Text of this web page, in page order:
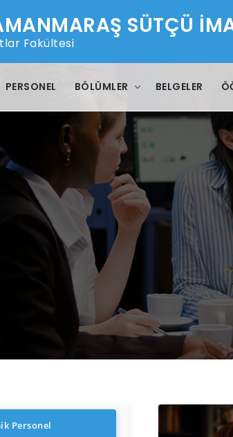
SÜTÇÜ
Fakültesi
PERSONEL BÖLÜMLER BELGELER
Personel